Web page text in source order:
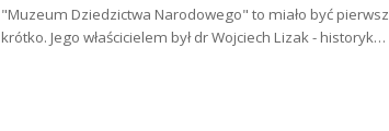
"Muzeum Dziedzictwa Narodowego" to miało być
krótko. Jego właścicielem był dr Wojciech Lizak - historyk…